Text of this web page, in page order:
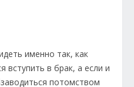
именно так, как
вступить в брак, а если и
потомством